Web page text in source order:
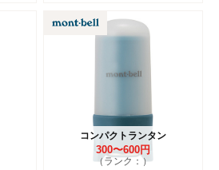
コンパクトランタン
300〜600円
（ランク：）